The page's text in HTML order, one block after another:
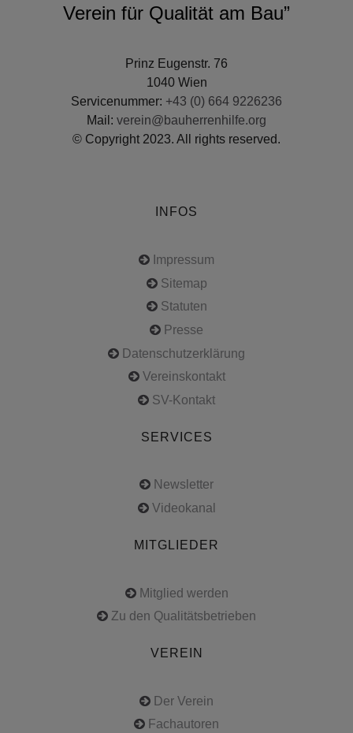
Verein für Qualität am Bau”
Prinz Eugenstr. 76
1040 Wien
Servicenummer: +43 (0) 664 9226236
Mail: verein@bauherrenhilfe.org
© Copyright 2023. All rights reserved.
INFOS
Impressum
Sitemap
Statuten
Presse
Datenschutzerklärung
Vereinskontakt
SV-Kontakt
SERVICES
Newsletter
Videokanal
MITGLIEDER
Mitglied werden
Zu den Qualitätsbetrieben
VEREIN
Der Verein
Fachautoren